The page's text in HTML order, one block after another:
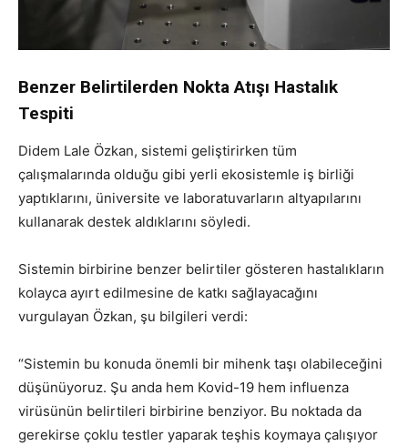
Benzer Belirtilerden Nokta Atışı Hastalık
Tespiti
Didem Lale Özkan, sistemi geliştirirken tüm
çalışmalarında olduğu gibi yerli ekosistemle iş birliği
yaptıklarını, üniversite ve laboratuvarların altyapılarını
kullanarak destek aldıklarını söyledi.
Sistemin birbirine benzer belirtiler gösteren hastalıkların
kolayca ayırt edilmesine de katkı sağlayacağını
vurgulayan Özkan, şu bilgileri verdi:
“Sistemin bu konuda önemli bir mihenk taşı olabileceğini
düşünüyoruz. Şu anda hem Kovid-19 hem influenza
virüsünün belirtileri birbirine benziyor. Bu noktada da
gerekirse çoklu testler yaparak teşhis koymaya çalışıyor